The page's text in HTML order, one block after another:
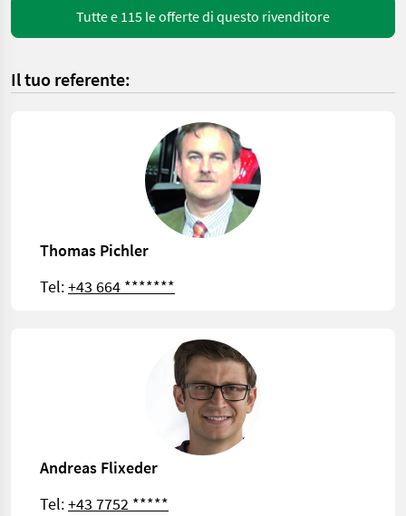
Tutte e 115 le offerte di questo rivenditore
Il tuo referente:
Thomas Pichler
Tel:+43 664 *******
Andreas Flixeder
Tel:+43 7752 *****